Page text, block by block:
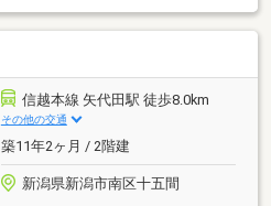
信越本線 矢代田駅 徒歩8.0km
その他の交通
築11年2ヶ月 / 2階建
新潟県新潟市南区十五間